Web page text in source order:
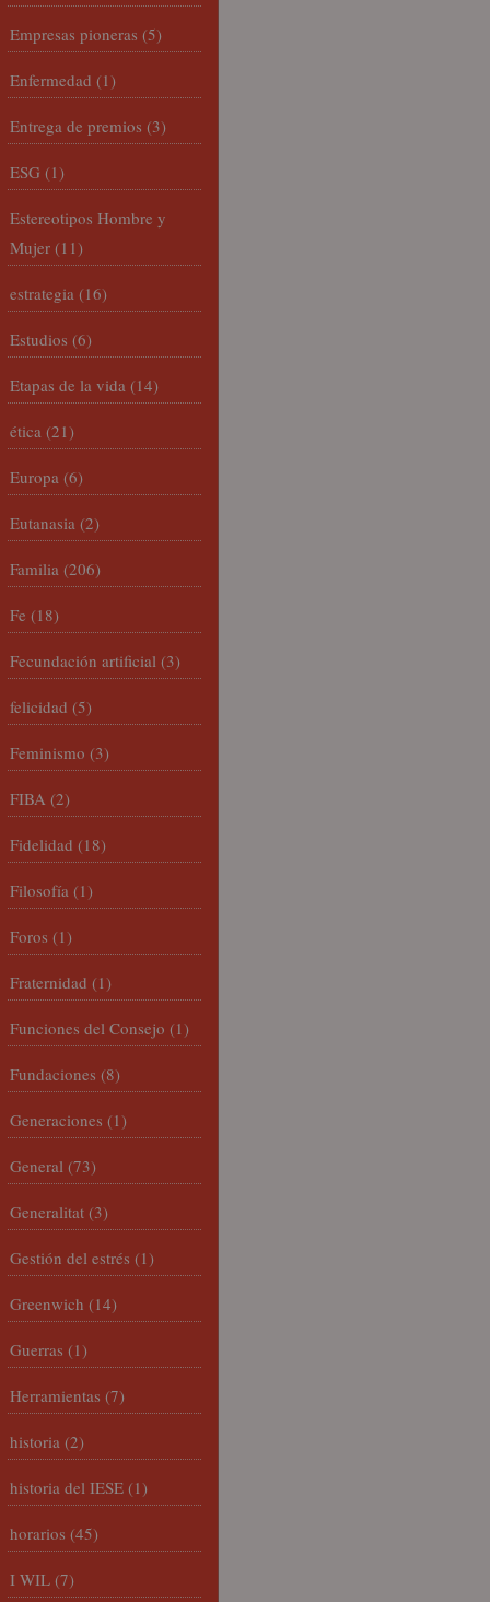
Empresas pioneras (5)
Enfermedad (1)
Entrega de premios (3)
ESG (1)
Estereotipos Hombre y
Mujer (11)
estrategia (16)
Estudios (6)
Etapas de la vida (14)
ética (21)
Europa (6)
Eutanasia (2)
Familia (206)
Fe (18)
Fecundación artificial (3)
felicidad (5)
Feminismo (3)
FIBA (2)
Fidelidad (18)
Filosofía (1)
Foros (1)
Fraternidad (1)
Funciones del Consejo (1)
Fundaciones (8)
Generaciones (1)
General (73)
Generalitat (3)
Gestión del estrés (1)
Greenwich (14)
Guerras (1)
Herramientas (7)
historia (2)
historia del IESE (1)
horarios (45)
I WIL (7)